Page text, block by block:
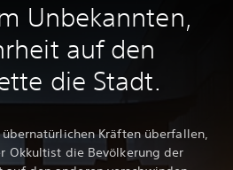
Unbekannten,
auf den
die Stadt.
Kräften überfallen,
Okkultist die Bevölkerung der